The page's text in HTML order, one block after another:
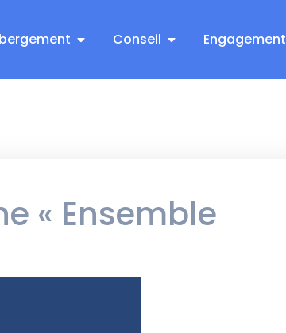
Conseil Engagement
« Ensemble